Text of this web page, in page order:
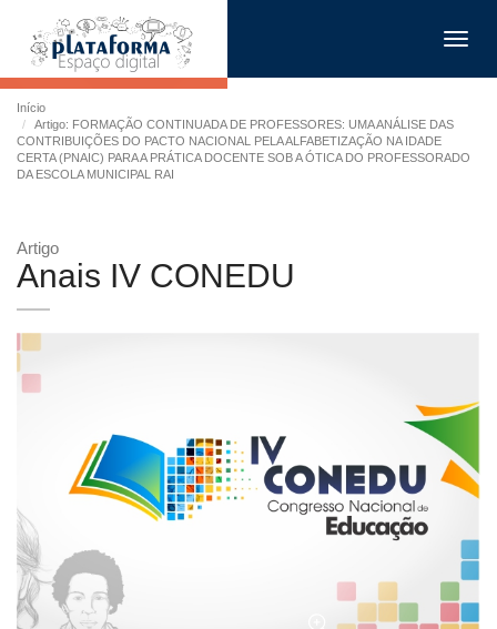
Início
Artigo: FORMAÇÃO CONTINUADA DE PROFESSORES: UMA ANÁLISE DAS
CONTRIBUIÇÕES DO PACTO NACIONAL PELA ALFABETIZAÇÃO NA IDADE
CERTA (PNAIC) PARA A PRÁTICA DOCENTE SOB A ÓTICA DO PROFESSORADO
DA ESCOLA MUNICIPAL RAI
Artigo
Anais IV CONEDU